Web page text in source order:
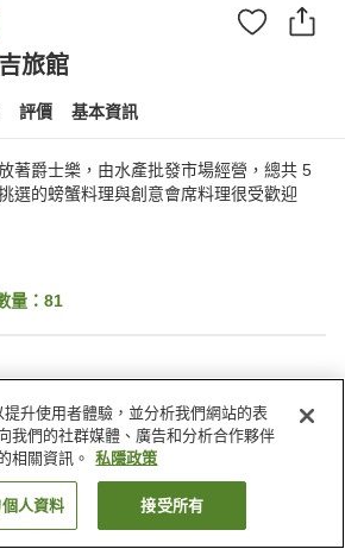
旅館
評價 基本資訊
著爵士樂，由水產批發市場經營，總共 5
選的螃蟹料理與創意會席料理很受歡迎
量： 81
宴會廳
接送服務
找客房
升使用者體驗，並分析我們網站的表
我們的社群媒體、廣告和分析合作夥伴
相關資訊。
私隱政策
人資料 接受所有